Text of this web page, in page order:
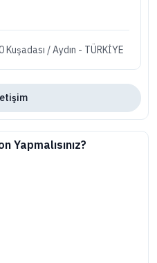
/ Aydın - TÜRKİYE
Yapmalısınız?